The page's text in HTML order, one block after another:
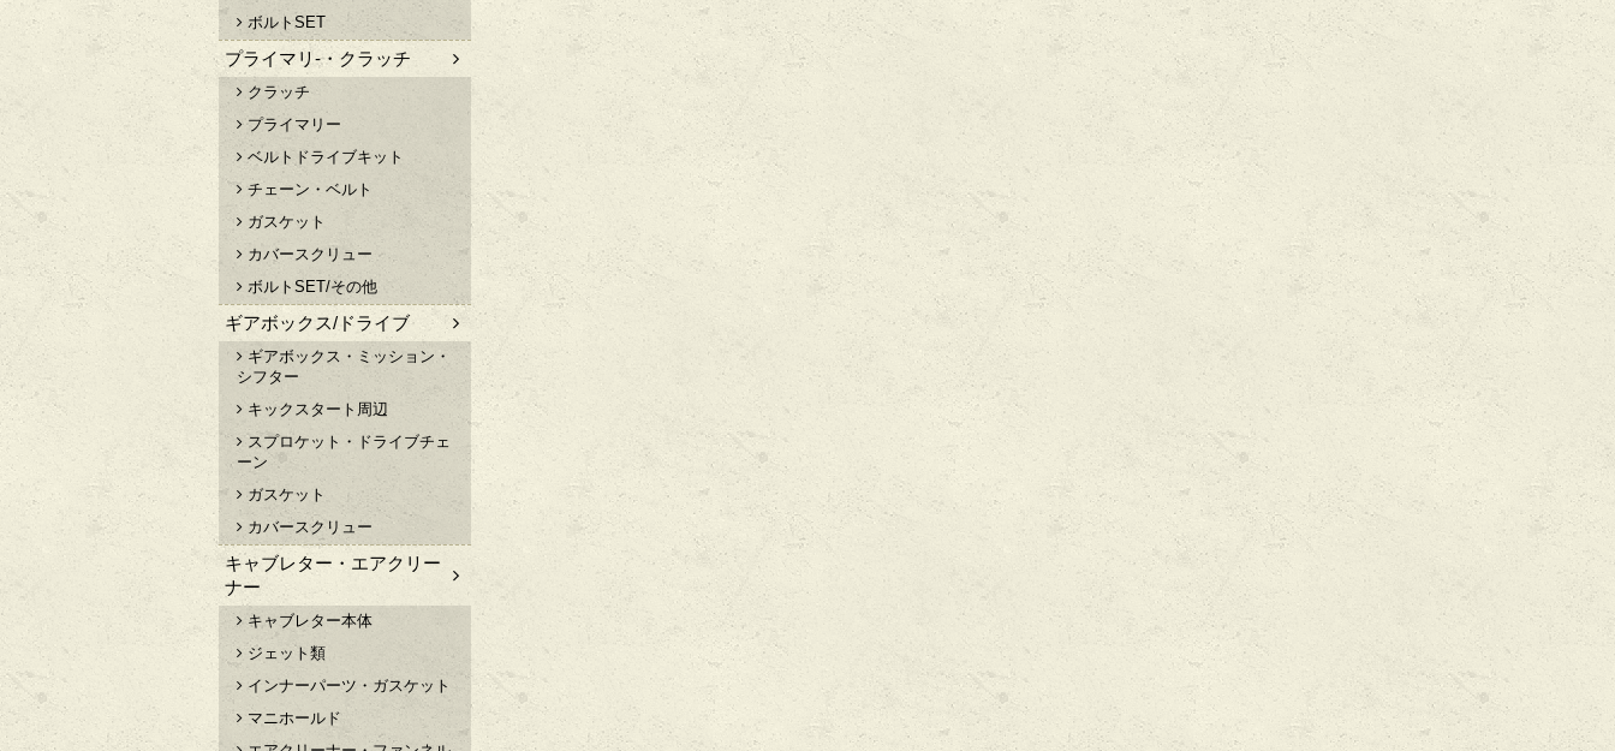
ボルトSET
プライマリ-・クラッチ
クラッチ
プライマリー
ベルトドライブキット
チェーン・ベルト
ガスケット
カバースクリュー
ボルトSET/その他
ギアボックス/ドライブ
ギアボックス・ミッション・
シフター
キックスタート周辺
スプロケット・ドライブチェ
ーン
ガスケット
カバースクリュー
キャブレター・エアクリー
ナー
キャブレター本体
ジェット類
インナーパーツ・ガスケット
マニホールド